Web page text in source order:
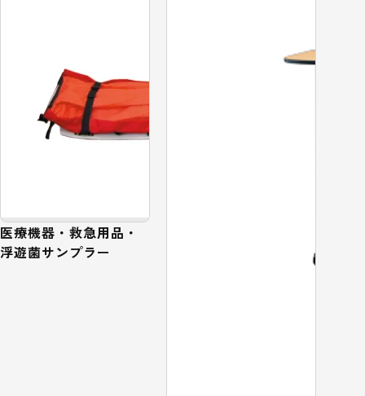
医療機器・救急用品・
浮遊菌サンプラー